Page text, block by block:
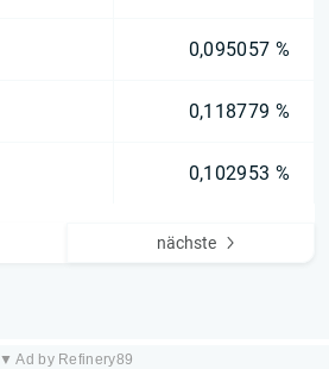
0,095057 %
0,118779 %
0,102953 %
nächste
▼ Ad by Refinery89